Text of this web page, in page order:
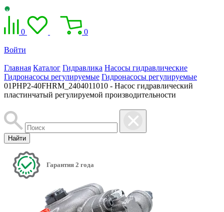
0 0
Войти
Главная Каталог Гидравлика Насосы гидравлические
Гидронасосы регулируемые Гидронасосы регулируемые
01PHP2-40FHRM_2404011010 - Насос гидравлический
пластинчатый регулируемой производительности
Найти
Гарантия 2 года